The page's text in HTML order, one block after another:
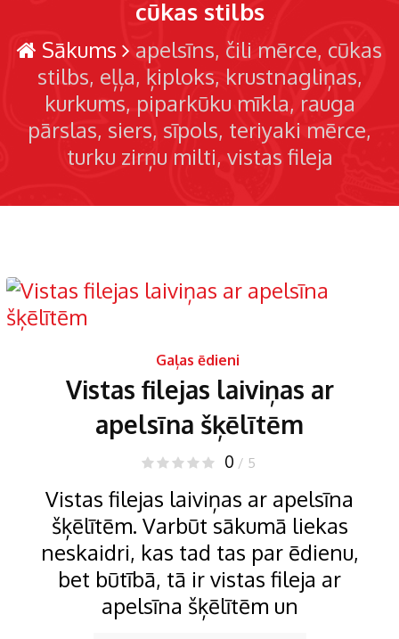
cūkas stilbs
Sākums apelsīns čili mērce cūkas
stilbs eļļa ķiploks krustnagliņas
kurkums piparkūku mīkla rauga
pārslas siers sīpols teriyaki mērce
turku zirņu milti vistas fileja
Gaļas ēdieni
Vistas filejas laiviņas ar
apelsīna šķēlītēm
0 / 5
Vistas filejas laiviņas ar apelsīna
šķēlītēm. Varbūt sākumā liekas
neskaidri, kas tad tas par ēdienu,
bet būtībā, tā ir vistas fileja ar
apelsīna šķēlītēm un